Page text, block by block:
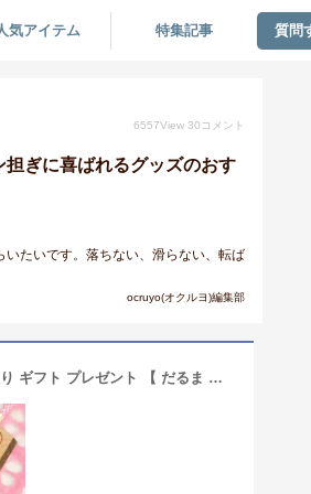
気アイテム 特集記事 質問
6557View 30 コメント
ぎに喜ばれるグッズのおす
たいです。落ちない、滑らない、転ば
ocruyo(オクルヨ)編集部
合格祈願 グッズ お守り ストラップ チャーム 名入れ 名前入り 名入り ギフト プレゼント 【 だるま ストラップ 】 受験生 応援 キーホルダー かわいい 縁起物 学業成就 必勝祈願 願掛け 中学 高校 大学 受験 合格 息子 娘 友人 達磨 ダルマ 必勝 勝つ 絵馬 落ちない